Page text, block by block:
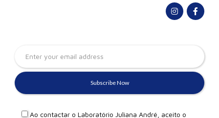
Ao contactar o Laboratório Juliana André, aceito o